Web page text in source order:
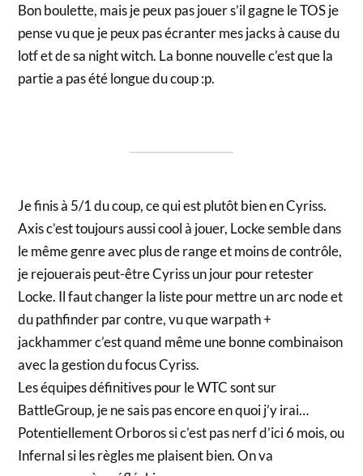
Bon boulette, mais je peux pas jouer s’il gagne le TOS je
pense vu que je peux pas écranter mes jacks à cause du
lotf et de sa night witch. La bonne nouvelle c’est que la
partie a pas été longue du coup :p.
Je finis à 5/1 du coup, ce qui est plutôt bien en Cyriss.
Axis c’est toujours aussi cool à jouer, Locke semble dans
le même genre avec plus de range et moins de contrôle,
je rejouerais peut-être Cyriss un jour pour retester
Locke. Il faut changer la liste pour mettre un arc node et
du pathfinder par contre, vu que warpath +
jackhammer c’est quand même une bonne combinaison
avec la gestion du focus Cyriss.
Les équipes définitives pour le WTC sont sur
BattleGroup, je ne sais pas encore en quoi j’y irai…
Potentiellement Orboros si c’est pas nerf d’ici 6 mois, ou
Infernal si les règles me plaisent bien. On va